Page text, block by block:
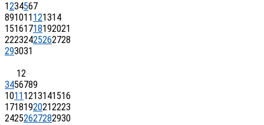
1234567
891011 121314
15161718192021
22232425262728
293031
12
3456789
1011 1213141516
17181920212223
24252627282930